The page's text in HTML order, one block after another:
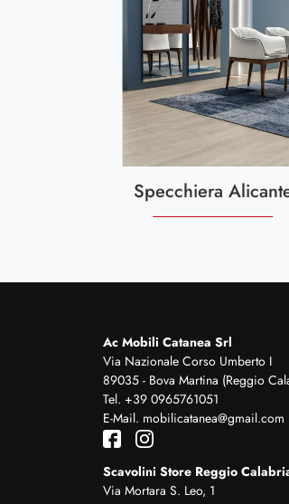
Specchiera
Ac Mobili Catanea Srl
Via Nazionale Corso Umberto I
89035 - Bova Martina (Reggio
Tel. +39 0965761051
E-Mail. mobilicatanea@gmail.com
Scavolini Store Reggio
Via Mortara S. Leo, 1